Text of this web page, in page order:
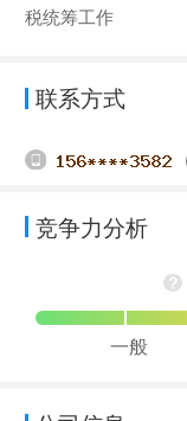
税统筹工作
联系方式
竞争力分析
一般